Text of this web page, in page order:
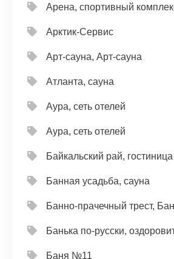
Арена, спортивный
Арктик-Сервис
Арт-сауна, Арт-сауна
Атланта, сауна
Аура, сеть отелей
Аура, сеть отелей
Байкальский рай, гостиница
Банная усадьба, сауна
Банно-прачечный трест,
Банька по-русски,
Баня №11